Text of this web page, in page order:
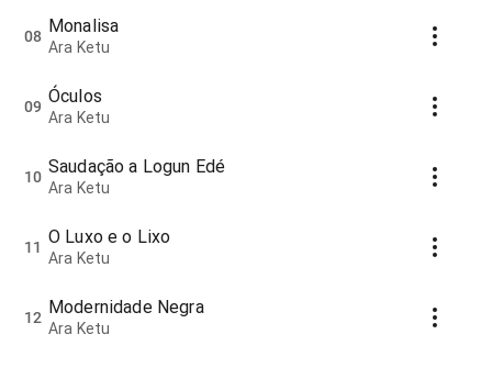
08 Monalisa
Ara Ketu
09 Óculos
Ara Ketu
10 Saudação a Logun Edé
Ara Ketu
11 O Luxo e o Lixo
Ara Ketu
12 Modernidade Negra
Ara Ketu